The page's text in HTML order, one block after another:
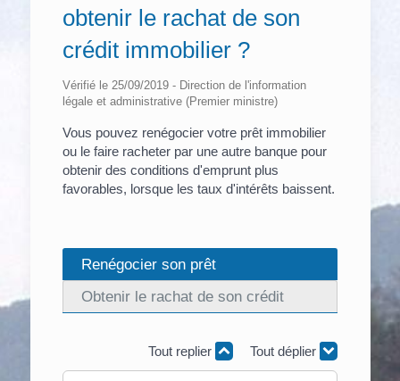
obtenir le rachat de son
crédit immobilier ?
Vérifié le 25/09/2019 - Direction de l'information
légale et administrative (Premier ministre)
Vous pouvez renégocier votre prêt immobilier
ou le faire racheter par une autre banque pour
obtenir des conditions d'emprunt plus
favorables, lorsque les taux d'intérêts baissent.
Renégocier son prêt
Obtenir le rachat de son crédit
Tout replier Tout déplier